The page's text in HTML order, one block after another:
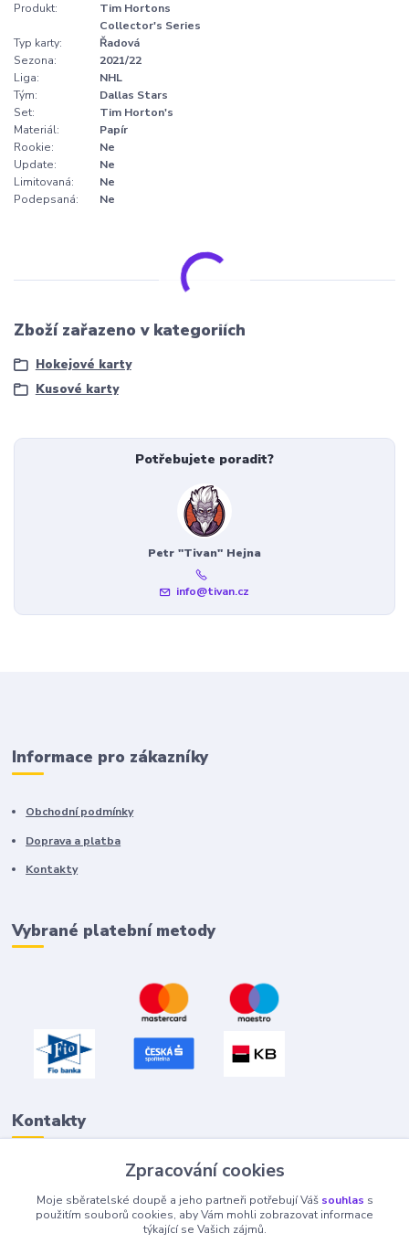
Produkt:
Tim Hortons
Collector's Series
Typ karty:
Řadová
Sezona:
2021/22
Liga:
NHL
Tým:
Dallas Stars
Set:
Tim Horton's
Materiál:
Papír
Rookie:
Ne
Update:
Ne
Limitovaná:
Ne
Podepsaná:
Ne
Zboží zařazeno v kategoriích
Hokejové karty
Kusové karty
Potřebujete poradit?
Petr "Tivan" Hejna
info@tivan.cz
Informace pro zákazníky
Obchodní podmínky
Doprava a platba
Kontakty
Vybrané platební metody
Kontakty
info@tivan.cz
Zpracování cookies
Moje sběratelské doupě a jeho partneři potřebují Váš souhlas s
použitím souborů cookies, aby Vám mohli zobrazovat informace
týkající se Vašich zájmů.